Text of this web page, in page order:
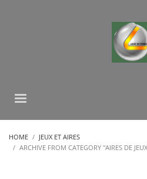
HOME
JEUX ET AIRES
ARCHIVE FROM CATEGORY "AIRES DE